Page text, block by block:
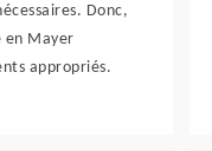
Donc,
en Mayer
appropriés.